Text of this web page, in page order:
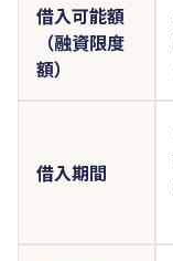
借入可能額
（融資限度
額）
借入期間